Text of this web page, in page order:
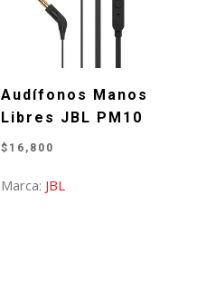
Audífonos Manos
Libres JBL PM10
$ 16,800
Marca: JBL